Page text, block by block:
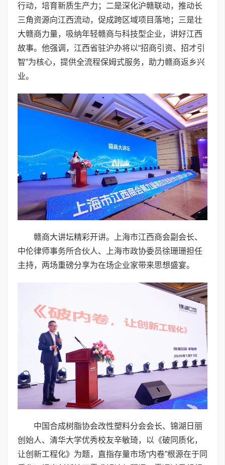
行动，培育新质生产力；二是深化沪赣联动，推动长
三角资源向江西流动，促成跨区域项目落地；三是壮
大赣商力量，吸纳年轻赣商与科技型企业，讲好江西
故事。他强调，江西省驻沪办将以“招商引资、招才引
智”为核心，提供全流程保姆式服务，助力赣商返乡兴
业。
赣商大讲坛精彩开讲。上海市江西商会副会长、
中伦律师事务所合伙人、上海市政协委员徐珊珊担任
主持，两场重磅分享为在场企业家带来思想盛宴。
中国合成树脂协会改性塑料分会会长、锦湖日丽
创始人、清华大学优秀校友辛敏琦，以《破同质化，
让创新工程化》为题，直指存量市场“内卷”根源在于同